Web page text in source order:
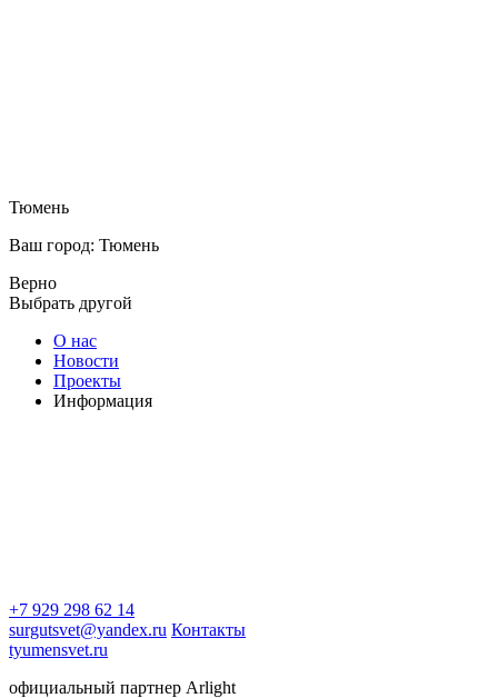
Тюмень
Ваш город: Тюмень
Верно
Выбрать другой
О нас
Новости
Проекты
Информация
+7 929 298 62 14
surgutsvet@yandex.ru Контакты
tyumensvet.ru
официальный партнер Arlight